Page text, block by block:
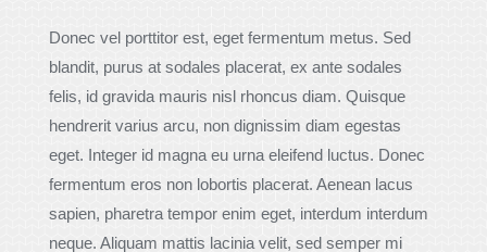
Donec vel porttitor est, eget fermentum metus. Sed
blandit, purus at sodales placerat, ex ante sodales
felis, id gravida mauris nisl rhoncus diam. Quisque
hendrerit varius arcu, non dignissim diam egestas
eget. Integer id magna eu urna eleifend luctus. Donec
fermentum eros non lobortis placerat. Aenean lacus
sapien, pharetra tempor enim eget, interdum interdum
neque. Aliquam mattis lacinia velit, sed semper mi